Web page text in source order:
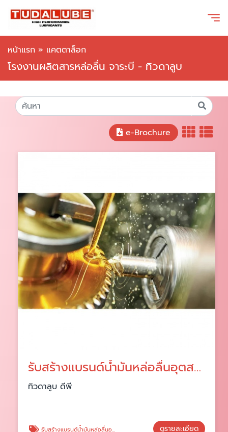
หน้าแรก » แคตตาล็อก
โรงงานผลิตสารหล่อลื่น จาระบี - ทิวดาลูบ
e-Brochure
รับสร้างแบรนด์น้ำมันหล่อลื่นอุตสาหกรรม
ทิวดาลูบ ดีพี
รับสร้างแบรนด์น้ำมันหล่อลื่นอุตสาหกรรม ดูรายละเอียด